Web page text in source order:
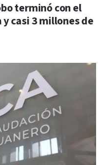
terminó con el
casi 3 millones de